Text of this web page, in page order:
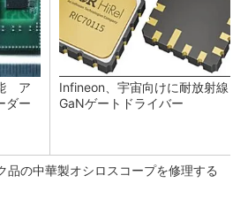
ア
ダー
Infineon、宇宙向けに耐放射線
GaNゲートドライバー
品の中華製オシロスコープを修理する